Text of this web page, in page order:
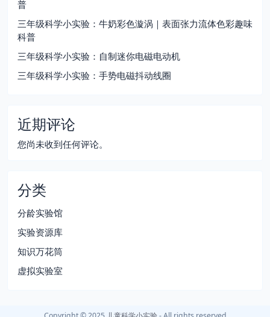
普
三年级科学小实验：牛奶彩色漩涡｜表面张力流体色彩趣味
科普
三年级科学小实验：自制迷你电磁电动机
三年级科学小实验：手势电磁抖动线圈
近期评论
您尚未收到任何评论。
分类
分龄实验馆
实验资源库
知识万花筒
虚拟实验室